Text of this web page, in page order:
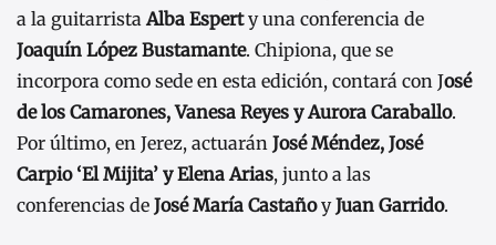
a la guitarrista Alba Esperty una conferencia de
Joaquín López Bustamante. Chipiona, que se
incorpora como sede en esta edición, contará con José
de los Camarones, Vanesa Reyes y Aurora Caraballo.
Por último, en Jerez, actuarán José Méndez, José
Carpio ‘El Mijita’ y Elena Arias, junto a las
conferencias de José María CastañoyJuan Garrido.